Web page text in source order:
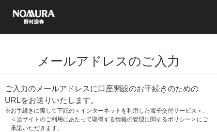
メールアドレスのご入力
ご入力のメールアドレスに口座開設のお手続きのための
URLをお送りいたします。
※お手続きに際して下記の＜インターネットを利用した電子交付サービス＞、
＜当サイトのご利用にあたって取得する情報の管理に関するポリシー＞にご
承諾いただきます。